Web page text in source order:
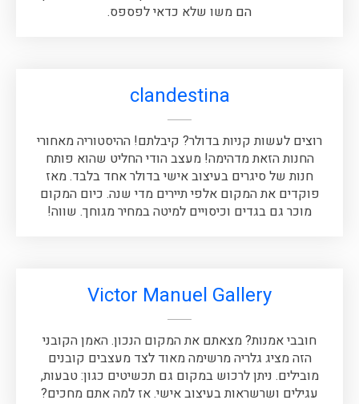
הם משו שלא כדאי לפספס.
clandestina
רוצים לעשות קניות בדולר? קיבלתם! ההיסטוריה מאחורי
החנות הזאת מדהימה! מעצב הודי החליט שהוא פותח
חנות של סיגרים בעיצוב אישי בדולר אחד בלבד. מאז
פוקדים את המקום אלפי תיירים מדי שנה. כיום המקום
מוכר גם בגדים וכיסויים למיטה במחיר מגוחך. שווה!
Victor Manuel Gallery
חובבי אמנות? מצאתם את המקום הנכון. האמן הקובני
הזה מציג גלריה מרשימה מאוד לצד מעצבים קובנים
מובילים. ניתן לרכוש במקום גם תכשיטים כגון: טבעות,
עגילים ושרשראות בעיצוב אישי. אז למה אתם מחכים?